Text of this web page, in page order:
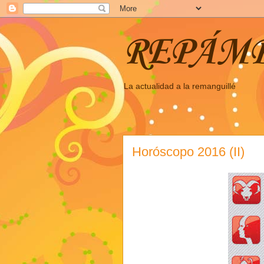
La actualidad a la remanguillé
Horóscopo 2016 (II)